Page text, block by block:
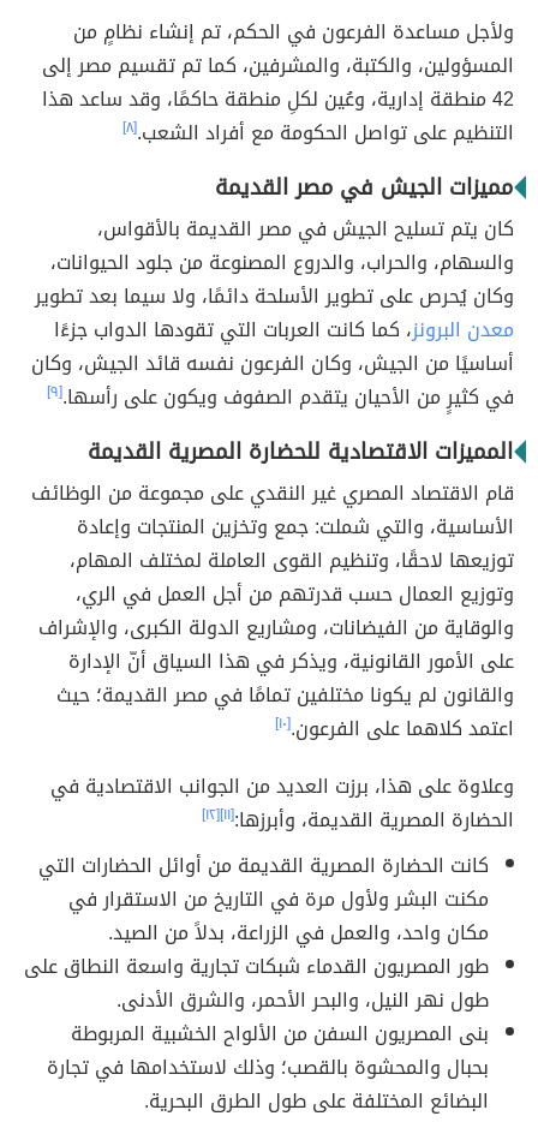
ولأجل مساعدة الفرعون في الحكم، تم إنشاء نظامٍ من
المسؤولين، والكتبة، والمشرفين، كما تم تقسيم مصر إلى
42 منطقة إدارية، وعُين لكلِ منطقة حاكمًا، وقد ساعد هذا
التنظيم على تواصل الحكومة مع أفراد الشعب.[٨]
مميزات الجيش في مصر القديمة
كان يتم تسليح الجيش في مصر القديمة بالأقواس،
والسهام، والحراب، والدروع المصنوعة من جلود الحيوانات،
وكان يُحرص على تطوير الأسلحة دائمًا، ولا سيما بعد تطوير
معدن البرونز، كما كانت العربات التي تقودها الدواب جزءًا
أساسيًا من الجيش، وكان الفرعون نفسه قائد الجيش، وكان
في كثيرٍ من الأحيان يتقدم الصفوف ويكون على رأسها.[٩]
المميزات الاقتصادية للحضارة المصرية القديمة
قام الاقتصاد المصري غير النقدي على مجموعة من الوظائف
الأساسية، والتي شملت: جمع وتخزين المنتجات وإعادة
توزيعها لاحقًا، وتنظيم القوى العاملة لمختلف المهام،
وتوزيع العمال حسب قدرتهم من أجل العمل في الري،
والوقاية من الفيضانات، ومشاريع الدولة الكبرى، والإشراف
على الأمور القانونية، ويذكر في هذا السياق أنّ الإدارة
والقانون لم يكونا مختلفين تمامًا في مصر القديمة؛ حيث
اعتمد كلاهما على الفرعون.[١٠]
وعلاوة على هذا، برزت العديد من الجوانب الاقتصادية في
الحضارة المصرية القديمة، وأبرزها:[١١] [١٢]
كانت الحضارة المصرية القديمة من أوائل الحضارات التي
مكنت البشر ولأول مرة في التاريخ من الاستقرار في
مكان واحد، والعمل في الزراعة، بدلاً من الصيد.
طور المصريون القدماء شبكات تجارية واسعة النطاق على
طول نهر النيل، والبحر الأحمر، والشرق الأدنى.
بنى المصريون السفن من الألواح الخشبية المربوطة
بحبال والمحشوة بالقصب؛ وذلك لاستخدامها في تجارة
البضائع المختلفة على طول الطرق البحرية.